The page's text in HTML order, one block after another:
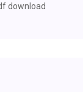
download